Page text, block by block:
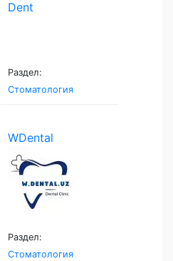
Раздел:
Стоматология
WDental
Раздел:
Стоматология